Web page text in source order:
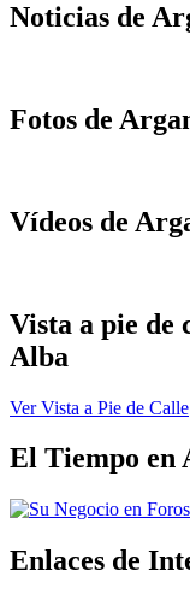
Noticias de
Fotos de
Vídeos de
Vista a pie de
Alba
Ver Vista a Pie de Calle
El Tiempo en
Enlaces de